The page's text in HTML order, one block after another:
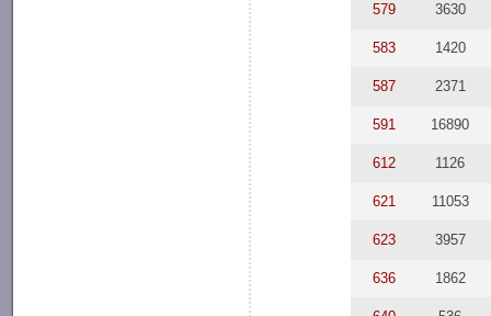
579 3630
583 1420
587 2371
591 16890
612 1126
621 11053
623 3957
636 1862